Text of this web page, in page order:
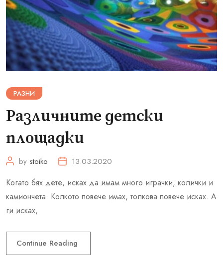
РАЗНИ
Различните детски
площадки
by stoiko 13.03.2020
Когато бях дете, исках да имам много играчки, колички и
камиончета. Колкото повече имах, толкова повече исках. А
ги исках,
Continue Reading